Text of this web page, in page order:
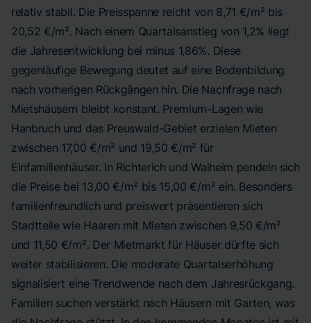
relativ stabil. Die Preisspanne reicht von 8,71 €/m² bis
20,52 €/m². Nach einem Quartalsanstieg von 1,2% liegt
die Jahresentwicklung bei minus 1,86%. Diese
gegenläufige Bewegung deutet auf eine Bodenbildung
nach vorherigen Rückgängen hin. Die Nachfrage nach
Mietshäusern bleibt konstant. Premium-Lagen wie
Hanbruch und das Preuswald-Gebiet erzielen Mieten
zwischen 17,00 €/m² und 19,50 €/m² für
Einfamilienhäuser. In Richterich und Walheim pendeln sich
die Preise bei 13,00 €/m² bis 15,00 €/m² ein. Besonders
familienfreundlich und preiswert präsentieren sich
Stadtteile wie Haaren mit Mieten zwischen 9,50 €/m²
und 11,50 €/m². Der Mietmarkt für Häuser dürfte sich
weiter stabilisieren. Die moderate Quartalserhöhung
signalisiert eine Trendwende nach dem Jahresrückgang.
Familien suchen verstärkt nach Häusern mit Garten, was